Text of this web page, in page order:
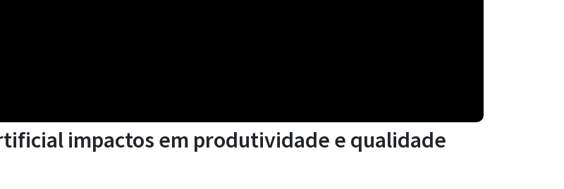
impactos em produtividade e qualidade